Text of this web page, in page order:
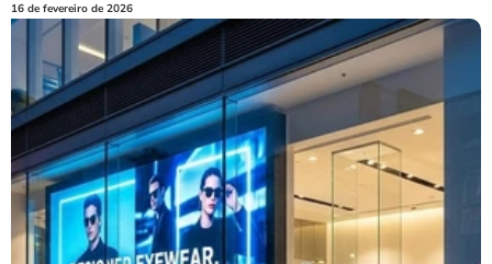
16 de fevereiro de 2026